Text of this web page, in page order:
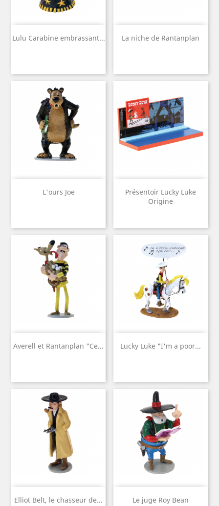
Lulu Carabine embrassant... La niche de Rantanplan
L'ours Joe
Présentoir Lucky Luke
Origine
Averell et Rantanplan "Ce... Lucky Luke "I'm a poor...
Elliot Belt, le chasseur de... Le juge Roy Bean